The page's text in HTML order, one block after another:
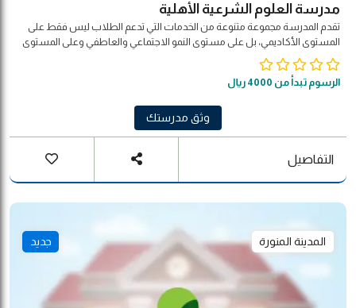
مدرسة العلوم الشرعية الأهلية
تقدم المدرسة مجموعة متنوعة من الخدمات التي تدعم الطلاب ليس فقط على
المستوى الأكاديمي، بل على مستوى النمو الاجتماعي والعاطفي وعلى المستوى
الصحي أيضًا. وتتيح مدارس الفرسان لجميع الطلاب إمكانية طلب المساعدة في
حل مشكلاتهم الشخصية أو الاجتماعية عن طريق الاتصال بأحد مستشاري
المدرسة ومناقشة أفضل الاستراتيجيات التي تساعدهم في حل المشكلات
الرسوم تبدأ من 4000 ريال
وثق مدرستك
التفاصيل
المدينة المنورة جديد